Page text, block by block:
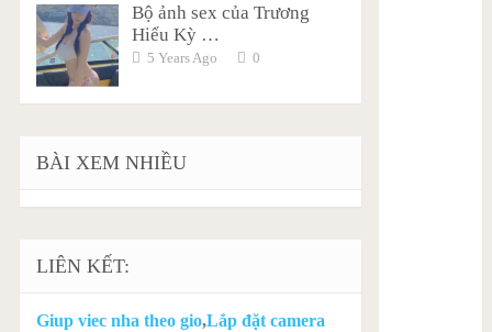
Bộ ảnh sex của Trương
Hiểu Kỳ …
5 Years Ago 0
BÀI XEM NHIỀU
LIÊN KẾT:
Giup viec nha theo gio,Lắp đặt camera